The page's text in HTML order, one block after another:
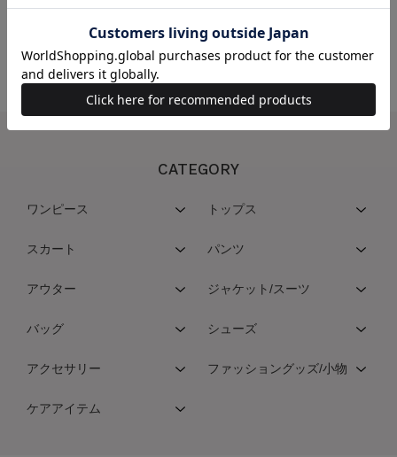
初めてご利用のお客様は、こちらから会員登録を行ってください。
うになります。
CATEGORY
ワンピース トップス
スカート パンツ
アウター ジャケット/スーツ
バッグ シューズ
アクセサリー ファッショングッズ/小物
ケアアイテム